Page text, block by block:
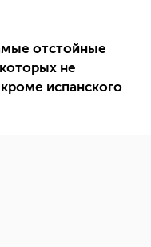
отстойные
не
испанского